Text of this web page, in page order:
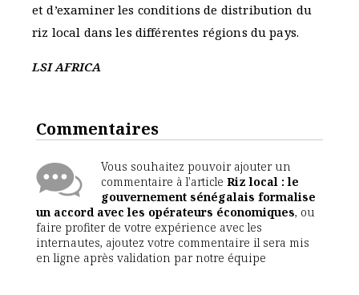
et d’examiner les conditions de distribution du
riz local dans les différentes régions du pays.
LSI AFRICA
Commentaires
Vous souhaitez pouvoir ajouter un
commentaire à l'article Riz local : le
gouvernement sénégalais formalise
un accord avec les opérateurs économiques, ou
faire profiter de votre expérience avec les
internautes, ajoutez votre commentaire il sera mis
en ligne après validation par notre équipe